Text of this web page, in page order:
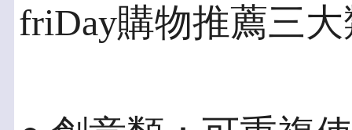
friDay購物推薦三